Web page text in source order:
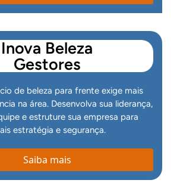
Inova Beleza
Gestores
de beleza para frente exige mais
na área. Desenvolva sua liderança,
e estruture sua empresa para
estratégia e segurança.
Saiba mais